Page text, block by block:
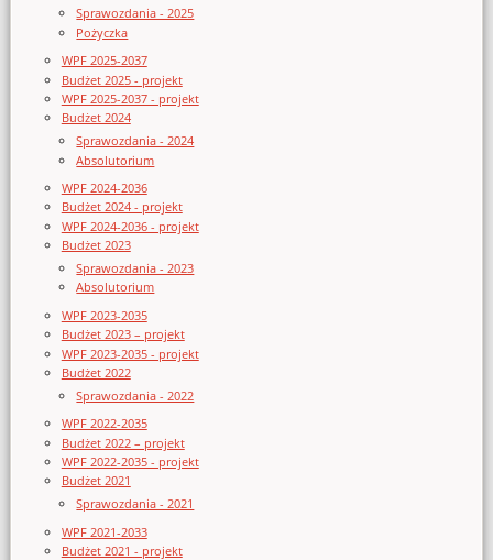
Sprawozdania - 2025
Pożyczka
WPF 2025-2037
Budżet 2025 - projekt
WPF 2025-2037 - projekt
Budżet 2024
Sprawozdania - 2024
Absolutorium
WPF 2024-2036
Budżet 2024 - projekt
WPF 2024-2036 - projekt
Budżet 2023
Sprawozdania - 2023
Absolutorium
WPF 2023-2035
Budżet 2023 – projekt
WPF 2023-2035 - projekt
Budżet 2022
Sprawozdania - 2022
WPF 2022-2035
Budżet 2022 – projekt
WPF 2022-2035 - projekt
Budżet 2021
Sprawozdania - 2021
WPF 2021-2033
Budżet 2021 - projekt